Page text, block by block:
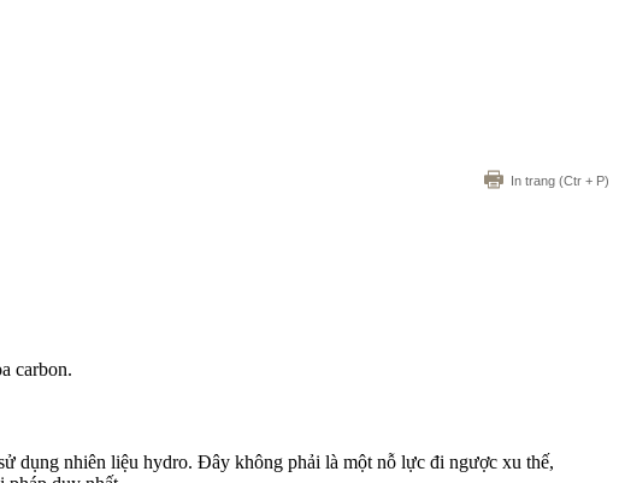
In trang (Ctr + P)
carbon.
dụng nhiên liệu hydro. Đây không phải là một nỗ lực đi ngược xu thế,